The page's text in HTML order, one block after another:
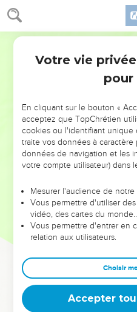
1 Rois 18
Ensuite, Elie dit à Achab :
j’entends le grondement qui
Achab alla manger et boire,
sommet du mont Carmel où il
visage entre les genoux.
Il dit à son jeune serviteur :
dire : —Je ne vois rien. Elie
A la septième fois, le
un petit nuage qui s’élève de
que la main d’un homme.
toi, sinon la pluie te bloquera.
Déjà, de tous côtés, le ciel
poussés par un vent de
torrentielle se mit à tomber.
Rempli de force par
des reins et courut devant le
l’entrée de Jizréel.
Votre vie
pour
En cliquant sur le bouton «
acceptez que TopChrétien
cookies ou l'identifiant unique
traite vos données à caractère
données de navigation et les
votre compte utilisateur) dans
Mesurer l'audience de notre
Vous permettre d'utiliser
vidéo, des cartes du
Vous permettre d'entrer en
relation aux utilisateurs.
Choisir
Accepter